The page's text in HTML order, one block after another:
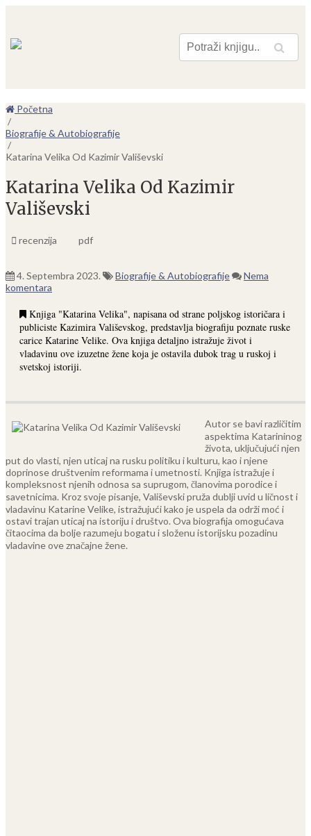
Pretraga
Početna
/
Biografije & Autobiografije
/
Katarina Velika Od Kazimir Vališevski
Katarina Velika Od Kazimir
Vališevski
recenzija pdf
4. Septembra 2023. Biografije & Autobiografije
Nema
komentara
Knjiga "Katarina Velika", napisana od strane poljskog istoričara i
publiciste Kazimira Vališevskog, predstavlja biografiju poznate ruske
carice Katarine Velike. Ova knjiga detaljno istražuje život i
vladavinu ove izuzetne žene koja je ostavila dubok trag u ruskoj i
svetskoj istoriji.
Autor se bavi različitim
aspektima Katarininog
života, uključujući njen
put do vlasti, njen uticaj na rusku politiku i kulturu, kao i njene
doprinose društvenim reformama i umetnosti. Knjiga istražuje i
kompleksnost njenih odnosa sa suprugom, članovima porodice i
savetnicima. Kroz svoje pisanje, Vališevski pruža dublji uvid u ličnost i
vladavinu Katarine Velike, istražujući kako je uspela da održi moć i
ostavi trajan uticaj na istoriju i društvo. Ova biografija omogućava
čitaocima da bolje razumeju bogatu i složenu istorijsku pozadinu
vladavine ove značajne žene.